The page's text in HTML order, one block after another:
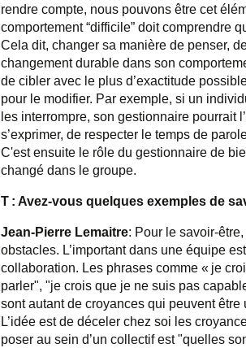
rendre compte, nous pouvons être cet
comportement “difficile” doit comprendre
Cela dit, changer sa manière de penser,
changement durable dans son
de cibler avec le plus d’exactitude
pour le modifier. Par exemple, si un
les interrompre, son gestionnaire pourrait
s’exprimer, de respecter le temps de
C'est ensuite le rôle du gestionnaire de
changé dans le groupe.
T : Avez-vous quelques exemples de
Jean-Pierre Lemaitre: Pour le savoir-
obstacles. L’important dans une équipe
collaboration. Les phrases comme « je
parler", "je crois que je ne suis pas
sont autant de croyances qui peuvent
L’idée est de déceler chez soi les
poser au sein d’un collectif est "quelles